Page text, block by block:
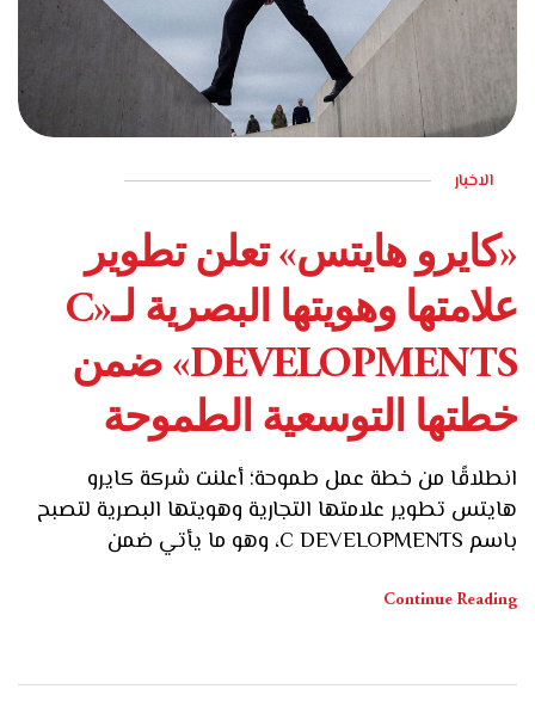
الاخبار
«كايرو هايتس» تعلن تطوير
علامتها وهويتها البصرية لـ«C
DEVELOPMENTS» ضمن
خطتها التوسعية الطموحة
انطلاقًا من خطة عمل طموحة؛ أعلنت شركة كايرو
هايتس تطوير علامتها التجارية وهويتها البصرية لتصبح
باسم C DEVELOPMENTS، وهو ما يأتي ضمن
التوسعية واستعدادها لإطلاق مجموعة من المشروعات
التطوير في الهوية البصرية والاسم […]
Continue Reading